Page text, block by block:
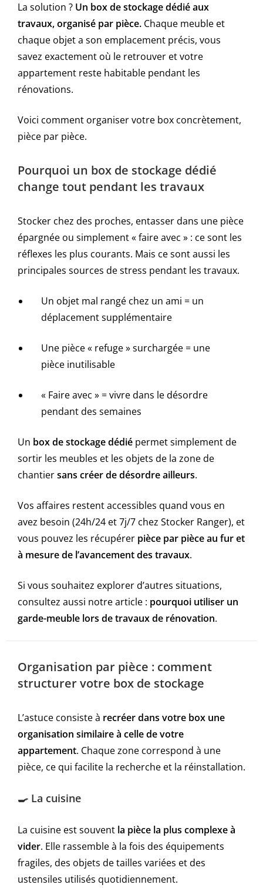
La solution ? Un box de stockage dédié aux
travaux, organisé par pièce. Chaque meuble et
chaque objet a son emplacement précis, vous
savez exactement où le retrouver et votre
appartement reste habitable pendant les
rénovations.
Voici comment organiser votre box concrètement,
pièce par pièce.
Pourquoi un box de stockage dédié
change tout pendant les travaux
Stocker chez des proches, entasser dans une pièce
épargnée ou simplement « faire avec » : ce sont les
réflexes les plus courants. Mais ce sont aussi les
principales sources de stress pendant les travaux.
Un objet mal rangé chez un ami = un
déplacement supplémentaire
Une pièce « refuge » surchargée = une
pièce inutilisable
« Faire avec » = vivre dans le désordre
pendant des semaines
Un box de stockage dédié permet simplement de
sortir les meubles et les objets de la zone de
chantiersans créer de désordre ailleurs.
Vos affaires restent accessibles quand vous en
avez besoin (24h/24 et 7j/7 chez Stocker Ranger), et
vous pouvez les récupérer pièce par pièce au fur et
à mesure de l’avancement des travaux.
Si vous souhaitez explorer d’autres situations,
consultez aussi notre article : pourquoi utiliser un
garde-meuble lors de travaux de rénovation.
Organisation par pièce : comment
structurer votre box de stockage
L’astuce consiste à recréer dans votre box une
organisation similaire à celle de votre
appartement. Chaque zone correspond à une
pièce, ce qui facilite la recherche et la réinstallation.
🍳 La cuisine
La cuisine est souvent la pièce la plus complexe à
vider. Elle rassemble à la fois des équipements
fragiles, des objets de tailles variées et des
ustensiles utilisés quotidiennement.